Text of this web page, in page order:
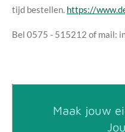
tijd bestellen. https://
Bel 0575 - 515212 of mail:
Maak jouw